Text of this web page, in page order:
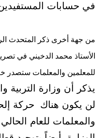
في حسابات
من جهة أخرى ذكر المتحدث
الأستاذ محمد الدخيني في
للمعلمين والمعلمات ستصدر
يذكر أن وزارة التربية
لن يكون هناك حركة